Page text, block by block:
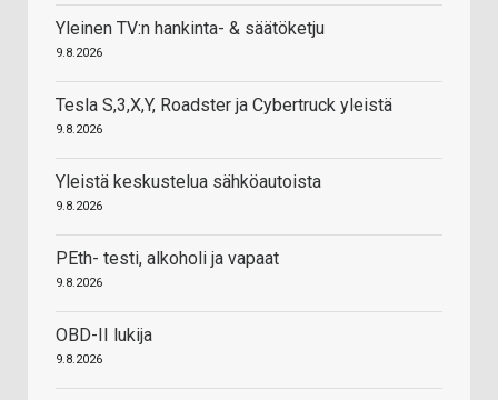
Yleinen TV:n hankinta- & säätöketju
9.8.2026
Tesla S,3,X,Y, Roadster ja Cybertruck yleistä
9.8.2026
Yleistä keskustelua sähköautoista
9.8.2026
PEth- testi, alkoholi ja vapaat
9.8.2026
OBD-II lukija
9.8.2026